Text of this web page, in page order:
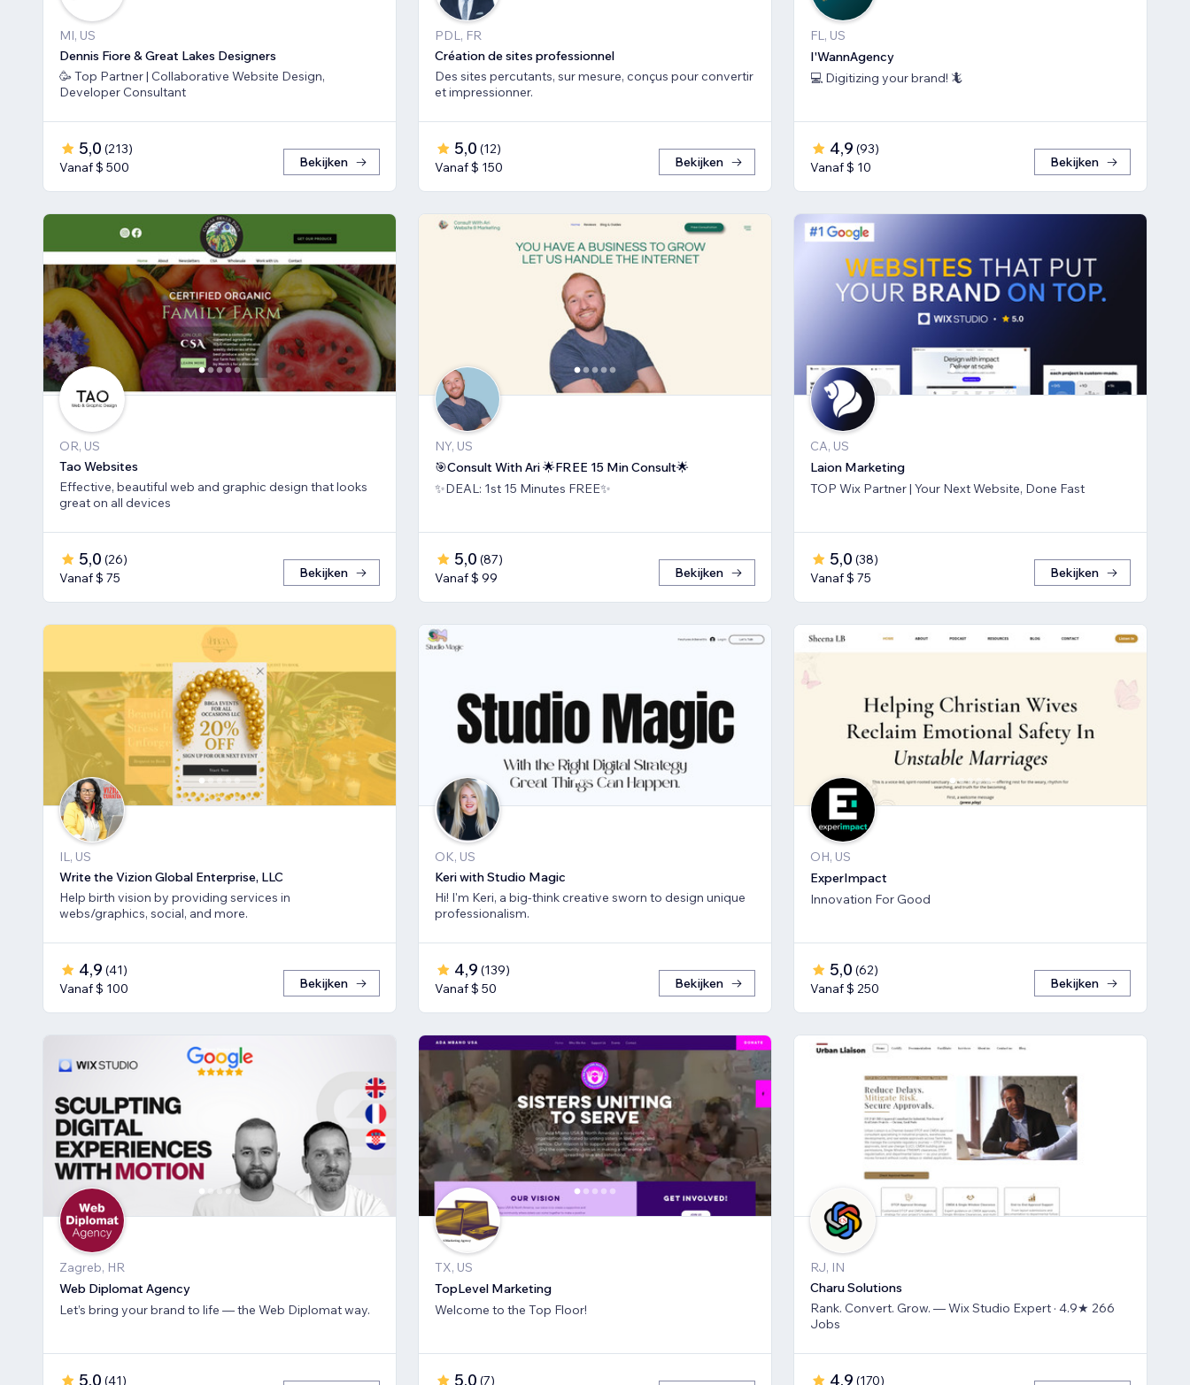
MI, US
Dennis Fiore & Great Lakes Designers
🥳 Top Partner | Collaborative Website Design,
Developer Consultant
5,0 (213)
Vanaf $ 500
Bekijken
PDL, FR
Création de sites professionnel
Des sites percutants, sur mesure, conçus pour convertir
et impressionner.
5,0 (12)
Vanaf $ 150
Bekijken
FL, US
I'WannAgency
💻 Digitizing your brand! 🦎
4,9 (93)
Vanaf $ 10
Bekijken
OR, US
Tao Websites
Effective, beautiful web and graphic design that looks
great on all devices
5,0 (26)
Vanaf $ 75
Bekijken
NY, US
🎯Consult With Ari 🌟FREE 15 Min Consult🌟
✨DEAL: 1st 15 Minutes FREE✨
5,0 (87)
Vanaf $ 99
Bekijken
CA, US
Laion Marketing
TOP Wix Partner | Your Next Website, Done Fast
5,0 (38)
Vanaf $ 75
Bekijken
IL, US
Write the Vizion Global Enterprise, LLC
Help birth vision by providing services in
webs/graphics, social, and more.
4,9 (41)
Vanaf $ 100
Bekijken
OK, US
Keri with Studio Magic
Hi! I'm Keri, a big-think creative sworn to design unique
professionalism.
4,9 (139)
Vanaf $ 50
Bekijken
OH, US
ExperImpact
Innovation For Good
5,0 (62)
Vanaf $ 250
Bekijken
Zagreb, HR
Web Diplomat Agency
Let’s bring your brand to life — the Web Diplomat way.
5,0 (41)
TX, US
TopLevel Marketing
Welcome to the Top Floor!
5,0 (7)
RJ, IN
Charu Solutions
Rank. Convert. Grow. — Wix Studio Expert · 4.9★ 266
Jobs
4,9 (170)